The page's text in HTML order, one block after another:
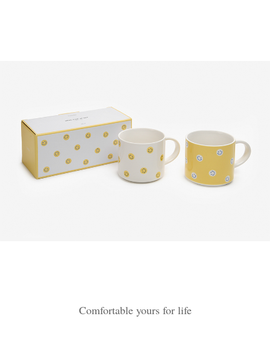
Comfortable yours for life